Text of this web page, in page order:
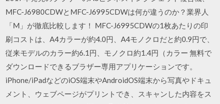
MFC-J6980CDWとMFC-J6995CDWは何が違うのか？業界人
「M」が徹底比較します！ MFC-J6995CDWの1枚あたりの印
刷コストは、A4カラーが約4.0円、A4モノクロだと約0.9円で、
従来モデルのカラー約6.1円、モノクロ約1.4円（カラー 無料で
ダウンロードできるブラザー専用アプリケーションです。
iPhone/iPadなどのiOS端末やAndroidOS端末から写真やドキュ
メント、ウェブページがプリントでき、スキャンした内容をス